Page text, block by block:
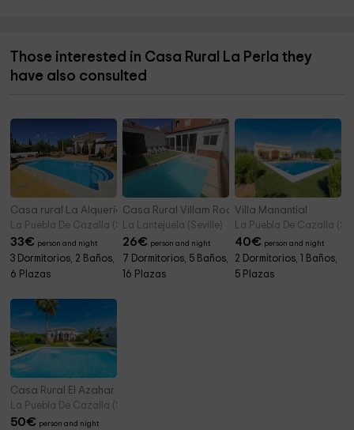
Those interested in Casa Rural La Perla they
have also consulted
Casa rural La Alquería
La Puebla De Cazalla (Seville)
33€ person and night
3 Dormitorios, 2 Baños,
6 Plazas
Casa Rural Villam Rodericus & Nicolaus
La Lantejuela (Seville)
26€ person and night
7 Dormitorios, 5 Baños,
16 Plazas
Villa Manantial
La Puebla De Cazalla
40€ person and night
2 Dormitorios, 1 Baños,
5 Plazas
Casa Rural El Azahar
La Puebla De Cazalla (Seville)
50€ person and night